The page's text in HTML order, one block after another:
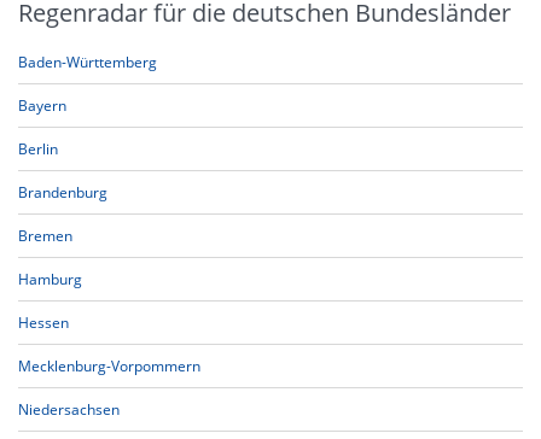
Regenradar für die deutschen Bundesländer
Baden-Württemberg
Bayern
Berlin
Brandenburg
Bremen
Hamburg
Hessen
Mecklenburg-Vorpommern
Niedersachsen